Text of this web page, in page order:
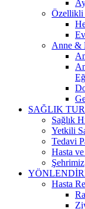
Özellikli
Anne &
SAĞLIK
Sağlık
Yetkili
Tedavi
Hasta
Şehrimiz
Hasta